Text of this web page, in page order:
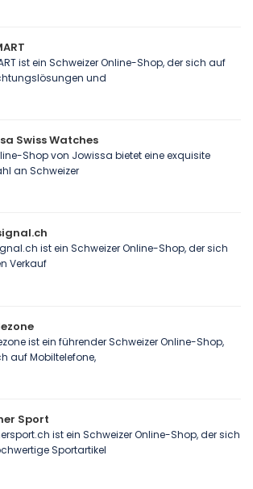
ist ein Schweizer Online-Shop, der sich auf
und
Swiss Watches
Shop von Jowissa bietet eine exquisite
an Schweizer
ist ein Schweizer Online-Shop, der sich
Verkauf
ist ein führender Schweizer Online-Shop,
auf Mobiltelefone,
Sport
ist ein Schweizer Online-Shop, der sich
Sportartikel